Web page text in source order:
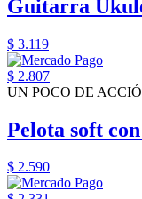
Guitarra
$ 3.119
$ 2.807
UN POCO DE
Pelota soft
$ 2.590